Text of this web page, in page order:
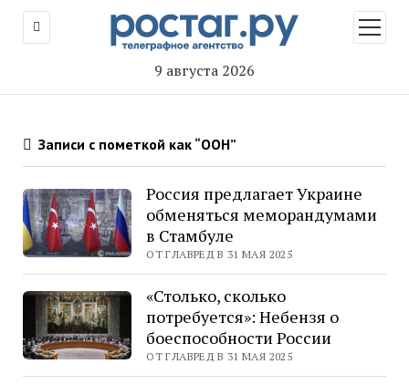
9 августа 2026
меню
Записи с пометкой как “ООН”
Россия предлагает Украине
обменяться меморандумами
в Стамбуле
ОТ ГЛАВРЕД В 31 МАЯ 2025
«Столько, сколько
потребуется»: Небензя о
боеспособности России
ОТ ГЛАВРЕД В 31 МАЯ 2025